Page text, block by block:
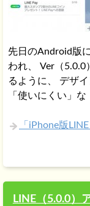
先日のAndroid版
われ、 Ver（
るように、 デザ
「使いにくい」な
「iPhone版
LINE（5.0.0）